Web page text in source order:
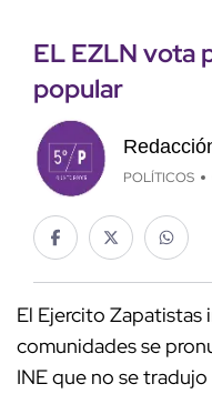
EL EZLN vota
popular
POLÍTICOS
El Ejercito
comunidades se
INE que no se